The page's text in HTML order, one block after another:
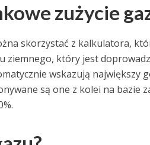
zużycie
skorzystać z kalkulatora,
ziemnego, który jest
wskazują największy
są one z kolei na bazie